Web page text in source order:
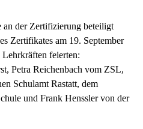
an der Zertifizierung beteiligt
Zertifikates am 19. September
feierten:
Petra Reichenbach vom ZSL,
Schulamt Rastatt, dem
und Frank Henssler von der